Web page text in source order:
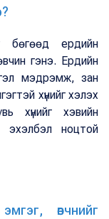
бөгөөд ердийн
гэнэ. Ердийн
мэдрэмж, зан
хүнийг хэлэх
хүнийг хэвийн
ноцтой
өвчнийг